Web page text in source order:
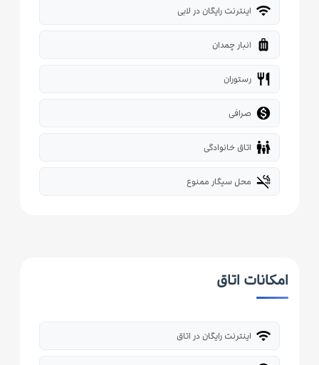
wifi اینترنت رایگان در لابی
luggage انبار چمدان
restaurant رستوران
 صرافی
family_restroom اتاق خانوادگی
smoke_free محل سیگار ممنوع
امکانات اتاق
wifi اینترنت رایگان در اتاق